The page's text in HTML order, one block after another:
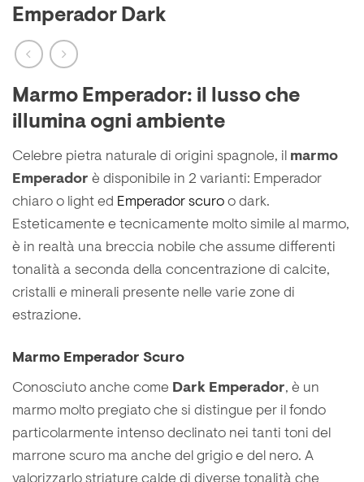
Emperador Dark
Marmo Emperador: il lusso che
illumina ogni ambiente
Celebre pietra naturale di origini spagnole, il marmo
Emperador è disponibile in 2 varianti: Emperador
chiaro o light ed Emperador scuro o dark.
Esteticamente e tecnicamente molto simile al marmo,
è in realtà una breccia nobile che assume differenti
tonalità a seconda della concentrazione di calcite,
cristalli e minerali presente nelle varie zone di
estrazione.
Marmo Emperador Scuro
Conosciuto anche come Dark Emperador, è un
marmo molto pregiato che si distingue per il fondo
particolarmente intenso declinato nei tanti toni del
marrone scuro ma anche del grigio e del nero. A